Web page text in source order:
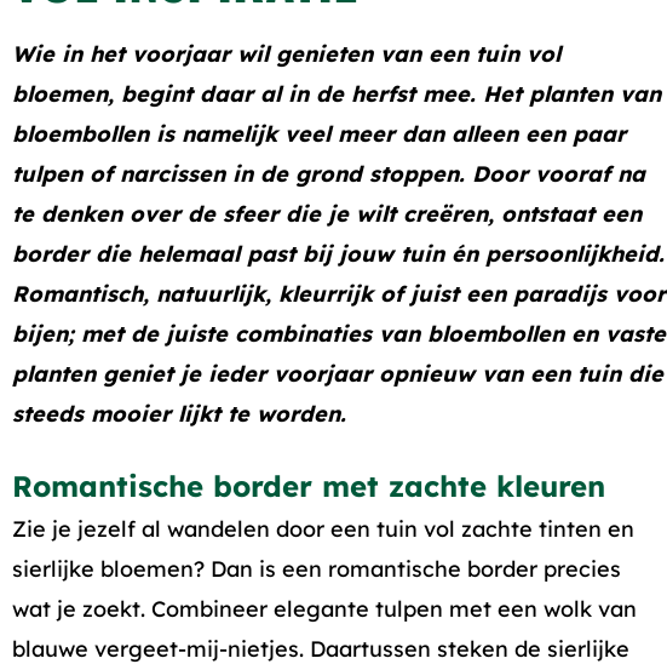
Wie in het voorjaar wil genieten van een tuin vol
bloemen, begint daar al in de herfst mee. Het planten van
bloembollen is namelijk veel meer dan alleen een paar
tulpen of narcissen in de grond stoppen. Door vooraf na
te denken over de sfeer die je wilt creëren, ontstaat een
border die helemaal past bij jouw tuin én persoonlijkheid.
Romantisch, natuurlijk, kleurrijk of juist een paradijs voor
bijen; met de juiste combinaties van bloembollen en vaste
planten geniet je ieder voorjaar opnieuw van een tuin die
steeds mooier lijkt te worden.
Romantische border met zachte kleuren
Zie je jezelf al wandelen door een tuin vol zachte tinten en
sierlijke bloemen? Dan is een romantische border precies
wat je zoekt. Combineer elegante tulpen met een wolk van
blauwe vergeet-mij-nietjes. Daartussen steken de sierlijke